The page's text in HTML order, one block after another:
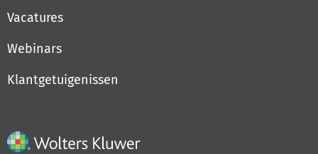
Vacatures
Webinars
Klantgetuigenissen